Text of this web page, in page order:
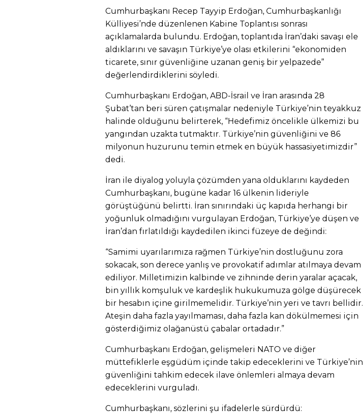
Cumhurbaşkanı Recep Tayyip Erdoğan, Cumhurbaşkanlığı
Külliyesi’nde düzenlenen Kabine Toplantısı sonrası
açıklamalarda bulundu. Erdoğan, toplantıda İran’daki savaşı ele
aldıklarını ve savaşın Türkiye’ye olası etkilerini “ekonomiden
ticarete, sınır güvenliğine uzanan geniş bir yelpazede”
değerlendirdiklerini söyledi.
Cumhurbaşkanı Erdoğan, ABD-İsrail ve İran arasında 28
Şubat’tan beri süren çatışmalar nedeniyle Türkiye’nin teyakkuz
halinde olduğunu belirterek, “Hedefimiz öncelikle ülkemizi bu
yangından uzakta tutmaktır. Türkiye’nin güvenliğini ve 86
milyonun huzurunu temin etmek en büyük hassasiyetimizdir”
dedi.
İran ile diyalog yoluyla çözümden yana olduklarını kaydeden
Cumhurbaşkanı, bugüne kadar 16 ülkenin lideriyle
görüştüğünü belirtti. İran sınırındaki üç kapıda herhangi bir
yoğunluk olmadığını vurgulayan Erdoğan, Türkiye’ye düşen ve
İran’dan fırlatıldığı kaydedilen ikinci füzeye de değindi:
“Samimi uyarılarımıza rağmen Türkiye’nin dostluğunu zora
sokacak, son derece yanlış ve provokatif adımlar atılmaya devam
ediliyor. Milletimizin kalbinde ve zihninde derin yaralar açacak,
bin yıllık komşuluk ve kardeşlik hukukumuza gölge düşürecek
bir hesabın içine girilmemelidir. Türkiye’nin yeri ve tavrı bellidir.
Ateşin daha fazla yayılmaması, daha fazla kan dökülmemesi için
gösterdiğimiz olağanüstü çabalar ortadadır.”
Cumhurbaşkanı Erdoğan, gelişmeleri NATO ve diğer
müttefiklerle eşgüdüm içinde takip edeceklerini ve Türkiye’nin
güvenliğini tahkim edecek ilave önlemleri almaya devam
edeceklerini vurguladı.
Cumhurbaşkanı, sözlerini şu ifadelerle sürdürdü: